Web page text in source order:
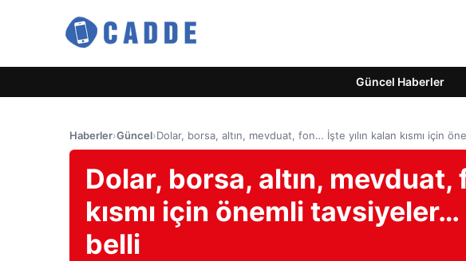
Güncel Haberler
Haberler›Güncel›Dolar, borsa, altın, mevduat, fon… İşte yılın kalan kısmı için
Dolar, borsa, altın, mevduat,
kısmı için önemli
belli